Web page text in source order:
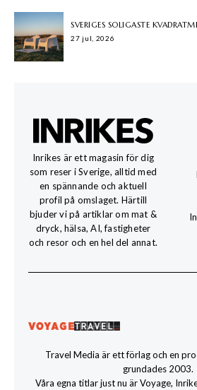
SVERIGES SOLIGASTE
27 jul, 2026
Inrikes är ett magasin för dig
som reser i Sverige, alltid med
en spännande och aktuell
profil på omslaget. Härtill
bjuder vi på artiklar om mat &
dryck, hälsa, AI, fastigheter
och resor och en hel del annat.
Travel Media är ett förlag och en
grundades 2003.
Våra egna titlar just nu är Voyage,